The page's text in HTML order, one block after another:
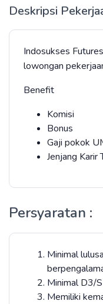
Deskripsi
Indosukses
lowongan
Benefit
Komisi
Bonus
Gaji pokok
Jenjang Karir
Persyaratan :
Minimal
Minimal D3/
Memiliki